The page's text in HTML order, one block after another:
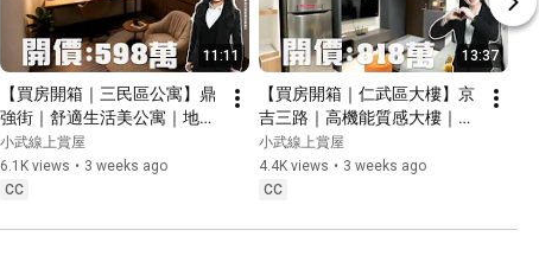
11:11
【買房開箱｜三民區公寓】鼎
強街｜舒適生活美公寓｜地段
優質｜近商圈學區 ｜採光明亮
｜開價598萬
小武線上賞屋
6.1K views • 3 weeks ago
CC
13:37
【買房開箱｜仁武區大樓】京
吉三路｜高機能質感大樓｜地
段優質｜近商圈學區 ｜樓下就
是星巴克｜開價818萬
小武線上賞屋
4.4K views • 3 weeks ago
CC